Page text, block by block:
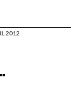
2012